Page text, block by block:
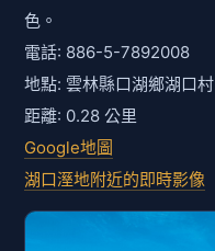
色。
電話: 886-5-7892008
地點: 雲林縣口湖鄉湖口村
距離: 0.28 公里
Google地圖
湖口溼地附近的即時影像